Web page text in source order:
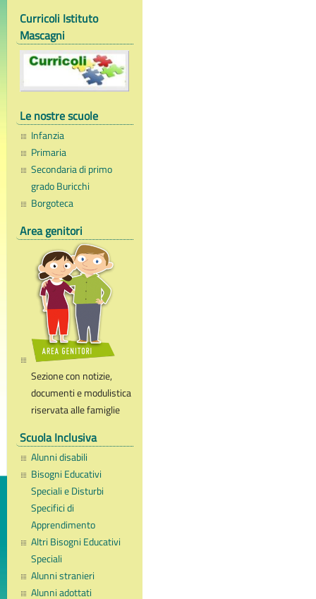
Curricoli Istituto
Mascagni
Le nostre scuole
Infanzia
Primaria
Secondaria di primo
grado Buricchi
Borgoteca
Area genitori
Sezione con notizie,
documenti e modulistica
riservata alle famiglie
Scuola Inclusiva
Alunni disabili
Bisogni Educativi
Speciali e Disturbi
Specifici di
Apprendimento
Altri Bisogni Educativi
Speciali
Alunni stranieri
Alunni adottati